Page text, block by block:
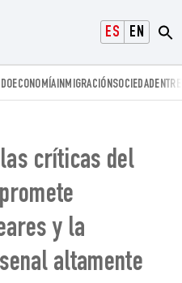
ESPAÑOLENGLISH
ECONOMÍAINMIGRACIÓNSOCIEDAD
críticas del
y la
altamente